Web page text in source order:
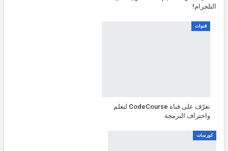
التلجرام!
قنوات
تعرّف على قناة CodeCourse لتعلم
واحتراف البرمجة
كورسات